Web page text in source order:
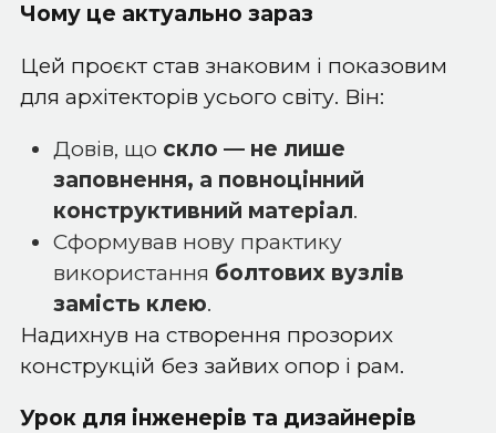
Чому це актуально зараз
Цей проєкт став знаковим і показовим
для архітекторів усього світу. Він:
Довів, що скло — не лише
заповнення, а повноцінний
конструктивний матеріал.
Сформував нову практику
використання болтових вузлів
замість клею.
Надихнув на створення прозорих
конструкцій без зайвих опор і рам.
Урок для інженерів та дизайнерів